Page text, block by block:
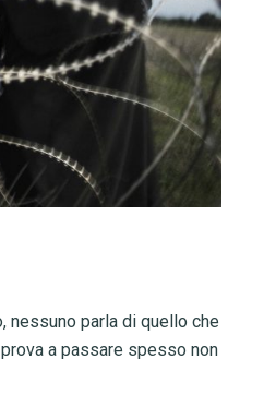
nessuno parla di quello che
a passare spesso non